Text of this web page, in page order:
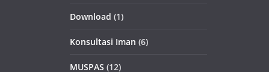
Download (1)
Konsultasi Iman (6)
MUSPAS (12)